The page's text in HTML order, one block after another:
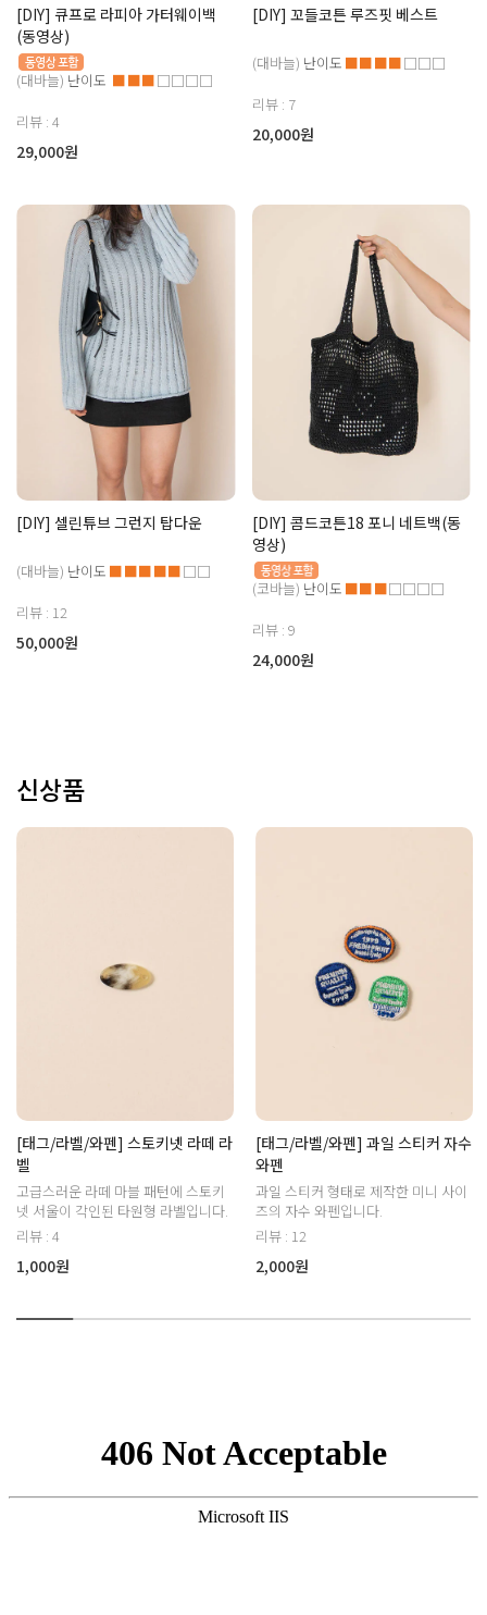
[DIY] 큐프로 라피아 가터웨이백
(동영상)
(대바늘) 난이도 ■■■□□□□
리뷰 : 4
29,000원
[DIY] 꼬들코튼 루즈핏 베스트
(대바늘) 난이도 ■■■■□□□
리뷰 : 7
20,000원
[DIY] 셀린튜브 그런지 탑다운
(대바늘) 난이도 ■■■■■□□
리뷰 : 12
50,000원
[DIY] 콤드코튼18 포니 네트백(동
영상)
(코바늘) 난이도 ■■■□□□□
리뷰 : 9
24,000원
신상품
[태그/라벨/와펜] 스토키넷 라떼 라
벨
고급스러운 라떼 마블 패턴에 스토키
넷 서울이 각인된 타원형 라벨입니다.
리뷰 : 4
1,000원
[태그/라벨/와펜] 과일 스티커 자수
와펜
과일 스티커 형태로 제작한 미니 사이
즈의 자수 와펜입니다.
리뷰 : 12
2,000원